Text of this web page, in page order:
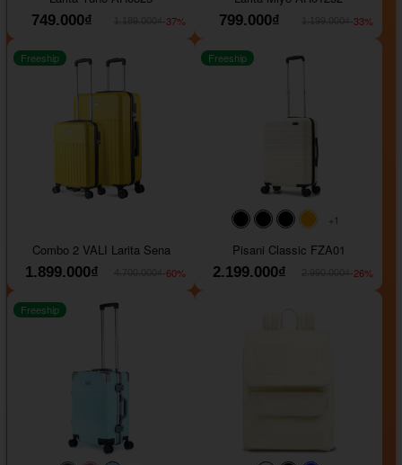
749.000₫
-37%
799.000₫
-33%
Freeship
Combo 2 VALI Larita Sena
1.899.000₫
-60%
#000000#000000#000000
+1
Freeship
Pisani Classic FZA01
2.199.000₫
-26%
Freeship